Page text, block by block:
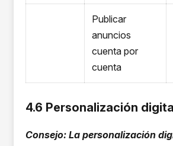
Publicar
anuncios
cuenta por
cuenta
4.6 Personalización
Consejo: La personalización